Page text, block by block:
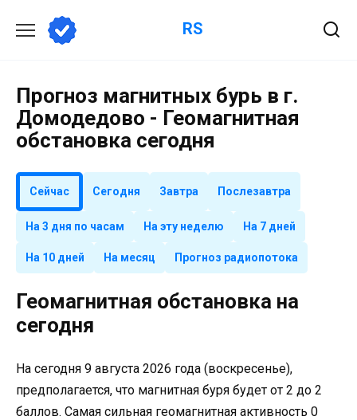
содержанию
RS
Прогноз магнитных бурь в г.
Домодедово - Геомагнитная
обстановка сегодня
Сейчас Сегодня Завтра Послезавтра
На 3 дня по часам На эту неделю На 7 дней
На 10 дней На месяц Прогноз радиопотока
Геомагнитная обстановка на
сегодня
На сегодня 9 августа 2026 года (воскресенье),
предполагается, что магнитная буря будет от 2 до 2
баллов. Самая сильная геомагнитная активность 0